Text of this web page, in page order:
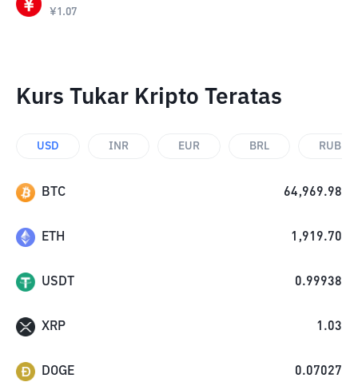
¥1.07
Kurs Tukar Kripto Teratas
USD INR EUR BRL RUB
BTC 64,969.98
ETH 1,919.70
USDT 0.99938
XRP 1.03
DOGE 0.07027